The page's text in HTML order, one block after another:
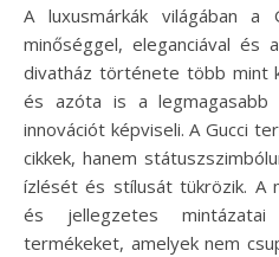
A luxusmárkák világában a Gucci név egyet jelent a
minőséggel, eleganciával és
divatház története több mint
és azóta is a legmagasabb
innovációt képviseli. A Gucci
cikkek, hanem
ízlését és stílusát tükrözik. A
és jellegzetes
termékeket, amelyek nem